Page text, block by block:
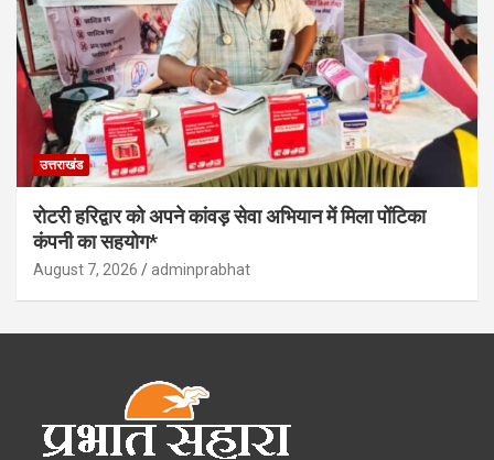
उत्तराखंड
रोटरी हरिद्वार को अपने कांवड़ सेवा अभियान में मिला पोंटिका
कंपनी का सहयोग*
August 7, 2026 adminprabhat